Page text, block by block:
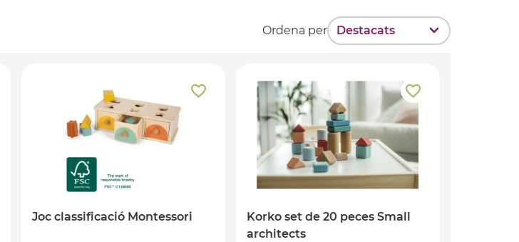
Ordena per
Joc classificació Montessori
Korko set de 20 peces Small
architects